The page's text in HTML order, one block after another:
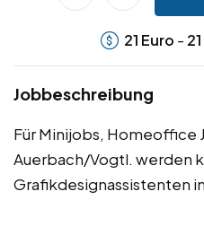
21 Euro - 21
Jobbeschreibung
Für Minijobs, Homeoffice
Auerbach/Vogtl. werden
Grafikdesignassistenten